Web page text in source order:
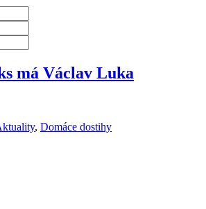
má Václav Luka
, Domáce dostihy